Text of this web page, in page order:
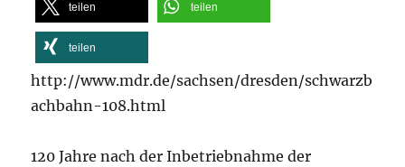
teilen teilen
teilen
http://www.mdr.de/sachsen/dresden/schwarzb
achbahn-108.html
120 Jahre nach der Inbetriebnahme der